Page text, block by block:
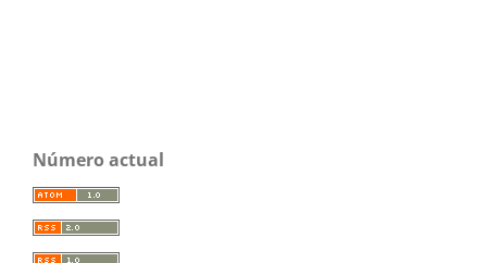
Número actual